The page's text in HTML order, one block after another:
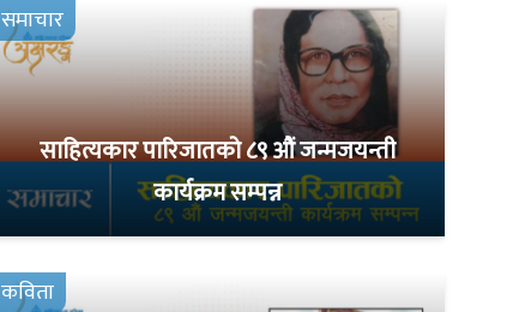
समाचार
साहित्यकार पारिजातको ८९ औं जन्मजयन्ती
कार्यक्रम सम्पन्न
कविता